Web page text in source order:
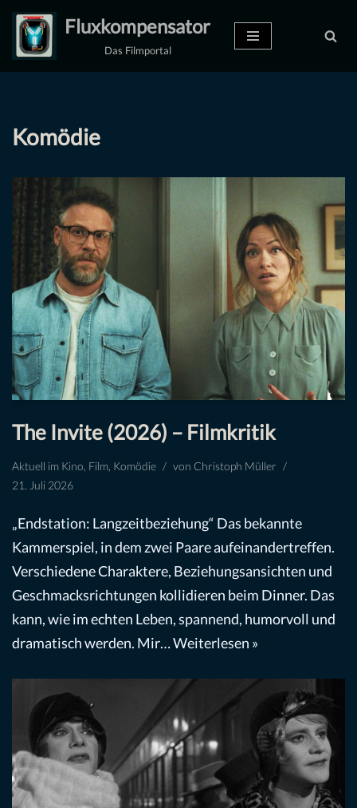
Zum
Inhalt
Fluxkompensator
Das Filmportal
Komödie
The Invite (2026) – Filmkritik
Aktuell im Kino Film Komödie von Christoph Müller
21. Juli 2026
„Endstation: Langzeitbeziehung“ Das bekannte
Kammerspiel, in dem zwei Paare aufeinandertreffen.
Verschiedene Charaktere, Beziehungsansichten und
Geschmacksrichtungen kollidieren beim Dinner. Das
kann, wie im echten Leben, spannend, humorvoll und
dramatisch werden. Mir…Weiterlesen »